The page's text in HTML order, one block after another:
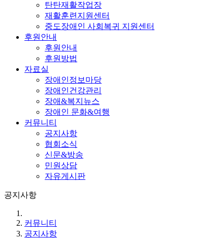
탄탄재활작업장
재활훈련지원센터
중도장애인 사회복귀 지원센터
후원안내
후원안내
후원방법
자료실
장애인정보마당
장애인건강관리
장애&복지뉴스
장애인 문화&여행
커뮤니티
공지사항
협회소식
신문&방송
민원상담
자유게시판
공지사항
커뮤니티
공지사항